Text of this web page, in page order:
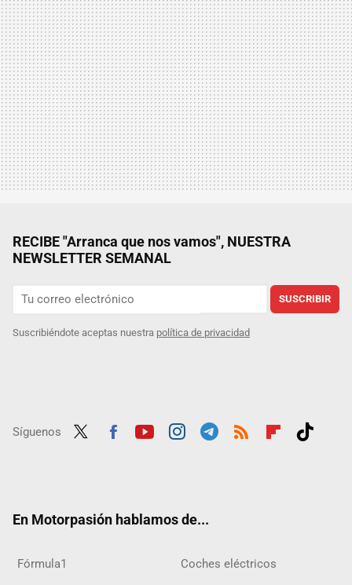
RECIBE "Arranca que nos vamos", NUESTRA
NEWSLETTER SEMANAL
SUSCRIBIR
Suscribiéndote aceptas nuestra política de privacidad
Síguenos
En Motorpasión hablamos de...
Fórmula1 Coches eléctricos